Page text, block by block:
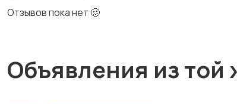
Отзывов пока нет 🥴
Объявления из той